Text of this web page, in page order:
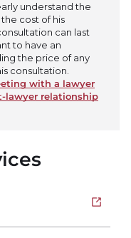
understand the
cost of his
can last
to have an
the price of any
consultation.
with a lawyer
lawyer relationship
Open